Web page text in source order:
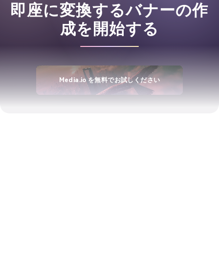
即座に変換するバナーの作
成を開始する
Media.io を無料でお試しください